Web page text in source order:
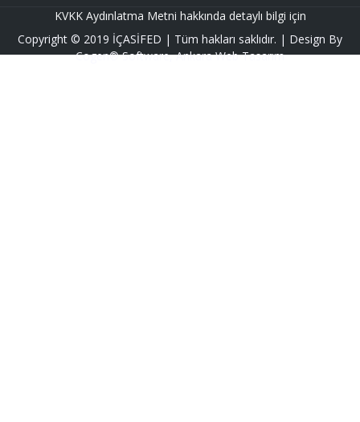
KVKK Aydınlatma Metni hakkında detaylı bilgi için
Copyright © 2019 İÇASİFED | Tüm hakları saklıdır. | Design By
Cogen® Software,Ankara Web Tasarım